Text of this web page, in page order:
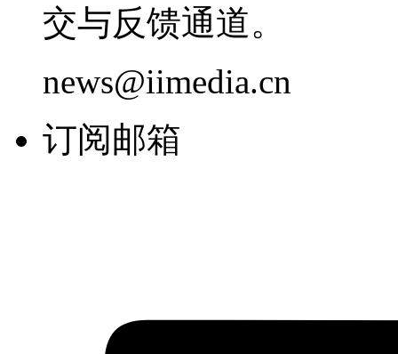
交与反馈通道。
news@iimedia.cn
订阅邮箱